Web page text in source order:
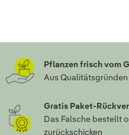
Pflanzen frisch vom
Aus
Gratis Paket-
Das Falsche bestellt
zurückschicken